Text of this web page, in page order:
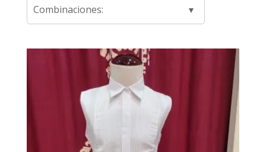
Combinaciones: